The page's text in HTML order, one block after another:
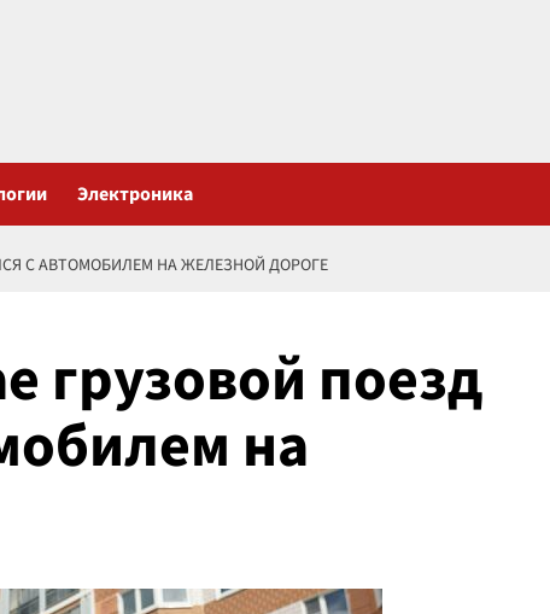
Электроника
С АВТОМОБИЛЕМ НА ЖЕЛЕЗНОЙ ДОРОГЕ
грузовой поезд
на